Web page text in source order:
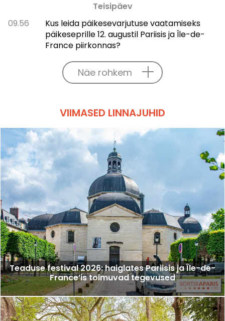
Teisipäev
09.56
Kus leida päikesevarjutuse vaatamiseks
päikeseprille 12. augustil Pariisis ja Île-de-
France piirkonnas?
Näe rohkem
VIIMASED LINNAJUHID
Teaduse festival 2026: haiglates Pariisis ja Île-de-
France’is toimuvad tegevused